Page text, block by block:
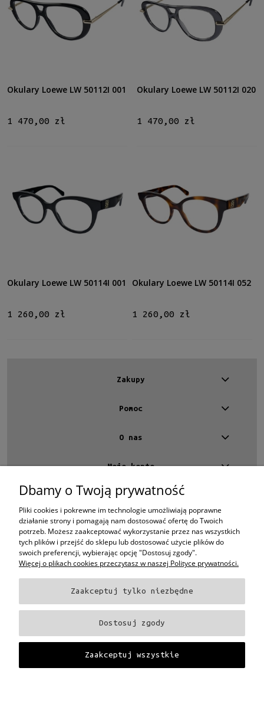
Okulary Loewe LW 50112I 001
1 470,00 zł
Okulary Loewe LW 50112I 020
1 470,00 zł
Okulary Loewe LW 50114I 001
1 260,00 zł
Okulary Loewe LW 50114I 052
1 260,00 zł
Zakupy
Pomoc
O nas
Moje konto
Kontakt
4 EYES OPTYKA -
optyk Warszawa
ul.Chmielna 4
00-020 Warszawa
woj. mazowieckie
+48 696 015 670
sklep@4eyes.pl
Oprawki i okulary Ray-BanOprawki i okulary PersolOprawki i okulary Polo
Oprawki i okulary Tom Ford Oprawki i okulary Miu Miu
Oprawki i okulary Prada
Oprawki i okulary Ray-Ban Aviator
Oprawki i okulary DiorOprawki i okulary Oliver PeoplesOprawki i okulary
Oprawki i okulary Fendi Oprawki i okulary Celine
Oprawki i okulary Dolce & Gabbana Okulary Tag Heuer
Dbamy o Twoją prywatność
Pliki cookies i pokrewne im technologie umożliwiają poprawne
działanie strony i pomagają nam dostosować ofertę do Twoich
potrzeb. Możesz zaakceptować wykorzystanie przez nas wszystkich
tych plików i przejść do sklepu lub dostosować użycie plików do
swoich preferencji, wybierając opcję "Dostosuj zgody".
Więcej o plikach cookies przeczytasz w naszej Polityce prywatności.
Zaakceptuj tylko niezbędne
Dostosuj zgody
Zaakceptuj wszystkie